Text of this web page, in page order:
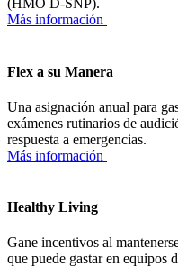
(HMO D-SNP).
Más información
Flex a su Manera
Una asignación anual para
exámenes rutinarios de
respuesta a emergencias.
Más información
Healthy Living
Gane incentivos al
que puede gastar en equipos